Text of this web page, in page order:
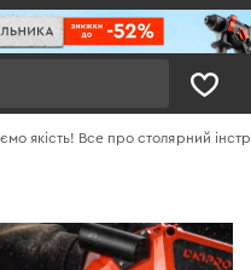
якість! Все про столярний